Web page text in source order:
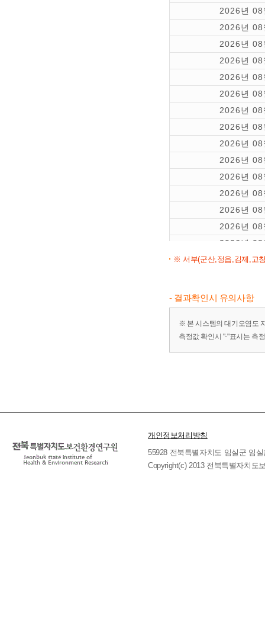
2026년
2026년
2026년
2026년
2026년
2026년
2026년
2026년
2026년
2026년
2026년
2026년
2026년
2026년
2026년
2026년 08
2026년
※ 서부(군산,정읍,김제,고
- 결과확인시 유의사항
※ 본 시스템의 대기오염도
측정값 확인시 "-"표시는 측
개인정보처리방침
55928 전북특별자치도 임실군 임
Copyright(c) 2013 전북특별자치도